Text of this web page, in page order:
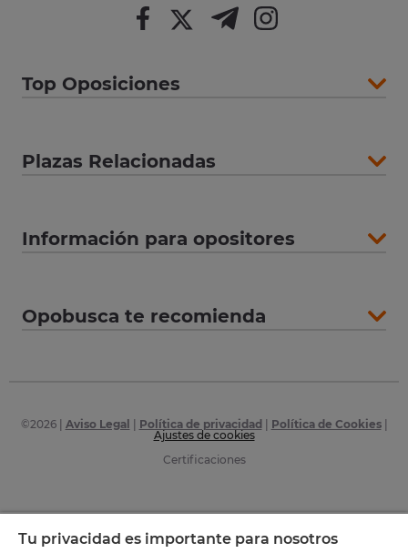
Top Oposiciones
Plazas Relacionadas
Información para opositores
Opobusca te recomienda
©2026| Aviso Legal Política de privacidad Política de Cookies|
Ajustes de cookies
Certificaciones
Tu privacidad es importante para nosotros